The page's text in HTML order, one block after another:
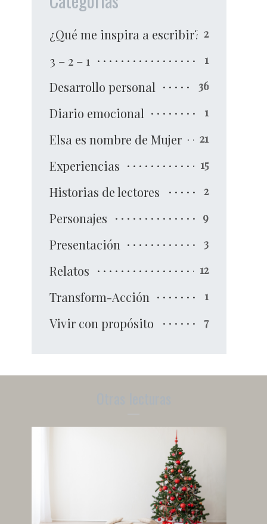
¿Qué me inspira a escribir? 2
3 – 2 – 1 1
Desarrollo personal 36
Diario emocional 1
Elsa es nombre de Mujer 21
Experiencias 15
Historias de lectores 2
Personajes 9
Presentación 3
Relatos 12
Transform-Acción 1
Vivir con propósito 7